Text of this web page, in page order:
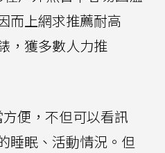
而上網求推薦耐高
，獲多數人力推
便，不但可以看訊
睡眠、活動情況。但